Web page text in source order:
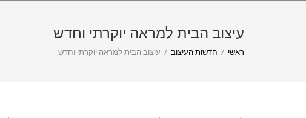
עיצוב הבית למראה יוקרתי וחדש
ראשי / חדשות העיצוב / עיצוב הבית למראה יוקרתי וחדש